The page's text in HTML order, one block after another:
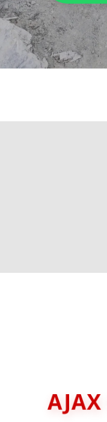
AJAX